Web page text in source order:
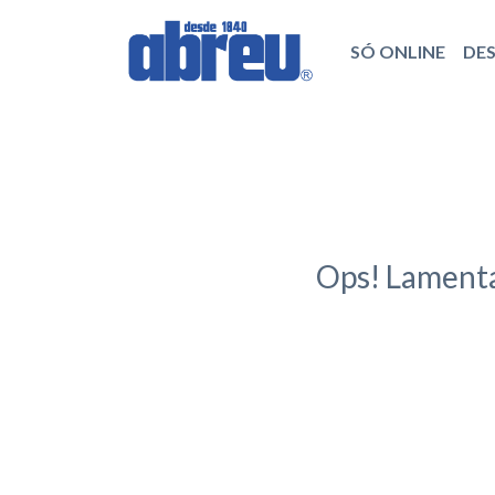
SÓ ONLINE
Ops!